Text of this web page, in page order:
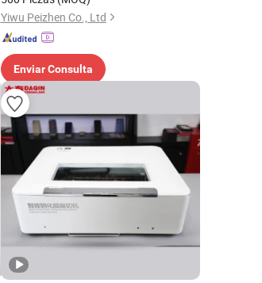
Yiwu Peizhen Co., Ltd
Enviar Consulta